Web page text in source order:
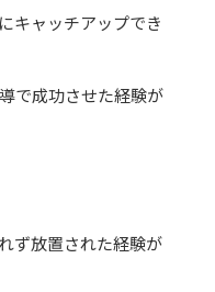
キャッチアップでき
で成功させた経験が
ず放置された経験が